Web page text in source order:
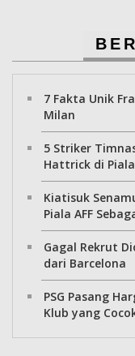
7 Fakta Unik
Milan
5 Striker
Hattrick di Piala
Kiatisuk
Piala AFF
Gagal Rekrut
dari Barcelona
PSG Pasang
Klub yang